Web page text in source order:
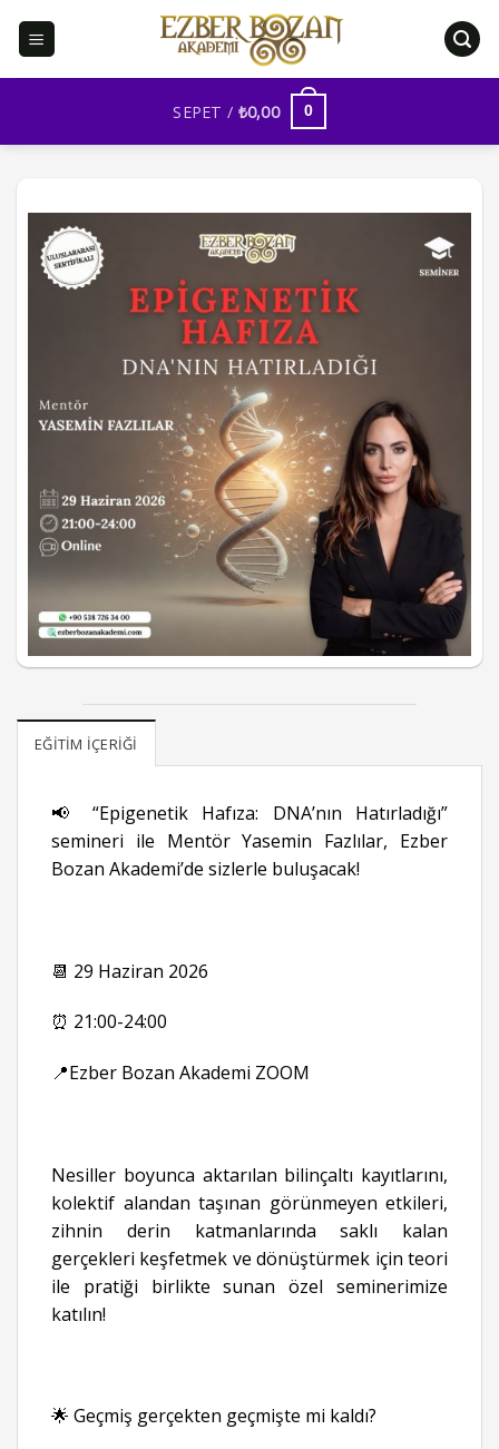
SEPET / ₺0,00 0
EĞITIM İÇERIĞI
📢 “Epigenetik Hafıza: DNA’nın Hatırladığı”
semineri ile Mentör Yasemin Fazlılar, Ezber
Bozan Akademi’de sizlerle buluşacak!
📆 29 Haziran 2026
⏰ 21:00-24:00
📍Ezber Bozan Akademi ZOOM
Nesiller boyunca aktarılan bilinçaltı kayıtlarını,
kolektif alandan taşınan görünmeyen etkileri,
zihnin derin katmanlarında saklı kalan
gerçekleri keşfetmek ve dönüştürmek için teori
ile pratiği birlikte sunan özel seminerimize
katılın!
🌟 Geçmiş gerçekten geçmişte mi kaldı?